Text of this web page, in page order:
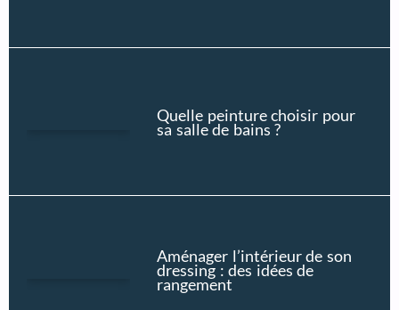
Quelle peinture choisir pour
sa salle de bains ?
Aménager l’intérieur de son
dressing : des idées de
rangement